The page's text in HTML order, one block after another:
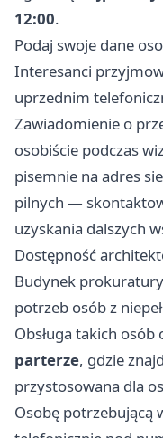
12:00.
Podaj swoje dane
Interesanci
uprzednim
Zawiadomienie o
osobiście podczas
pisemnie na adres
pilnych —
uzyskania dalszych
Dostępność
Budynek
potrzeb osób z
Obsługa takich osób
parterze, gdzie
przystosowana dla
Osobę potrzebującą